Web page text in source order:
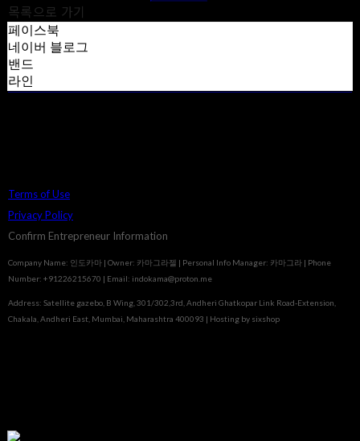
목록으로 가기
페이스북
네이버 블로그
밴드
라인
Terms of Use
Privacy Policy
Confirm Entrepreneur Information
Company Name: 인도카마 | Owner: 카마그라젤 | Personal Info Manager: 카마그라 | Phone
Number: +91226215670 | Email: indokama@proton.me
Address: Satellite gazebo, B Wing, 301/302,3rd, Andheri Ghatkopar Link Road-Extension,
Chakala, Andheri East, Mumbai, Maharashtra 400093 | Hosting by sixshop